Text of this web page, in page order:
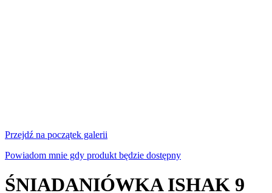
Przejdź na początek galerii
Powiadom mnie gdy produkt będzie dostępny
ŚNIADANIÓWKA ISHAK 9